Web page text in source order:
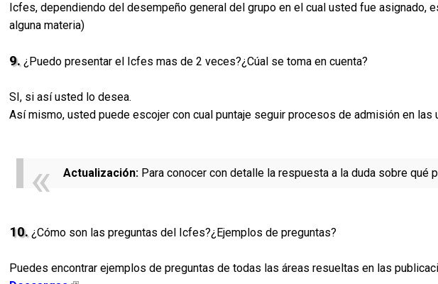
Icfes, dependiendo del desempeño general del grupo en el cual usted fue
alguna materia)
9.¿Puedo presentar el Icfes mas de 2 veces?¿Cúal se toma en cuenta?
SI, si así usted lo desea.
Así mismo, usted puede escojer con cual puntaje seguir procesos de admisión en las
Actualización: Para conocer con detalle la respuesta a la duda sobre
10.¿Cómo son las preguntas del Icfes?¿Ejemplos de preguntas?
Puedes encontrar ejemplos de preguntas de todas las áreas resueltas en las